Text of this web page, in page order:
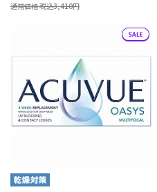
通常価格 税込3,410円